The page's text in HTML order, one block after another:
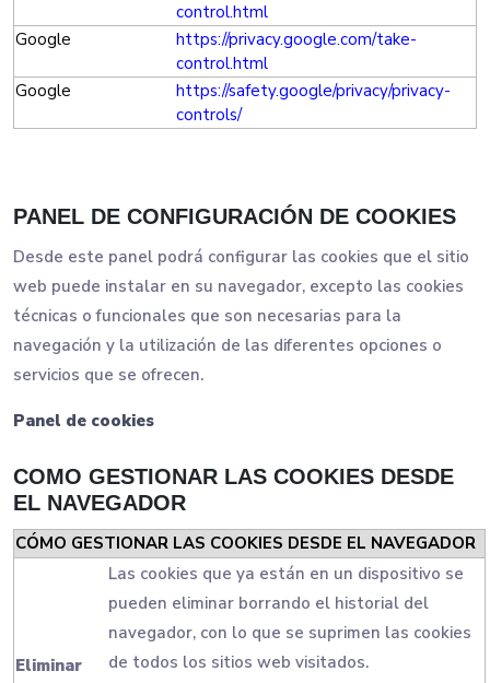
control.html
Google
https://privacy.google.com/take-
control.html
Google
https://safety.google/privacy/privacy-
controls/
PANEL DE CONFIGURACIÓN DE COOKIES
Desde este panel podrá configurar las cookies que el sitio
web puede instalar en su navegador, excepto las cookies
técnicas o funcionales que son necesarias para la
navegación y la utilización de las diferentes opciones o
servicios que se ofrecen.
Panel de cookies
COMO GESTIONAR LAS COOKIES DESDE
EL NAVEGADOR
CÓMO GESTIONAR LAS COOKIES DESDE EL NAVEGADOR
Eliminar
Las cookies que ya están en un dispositivo se
pueden eliminar borrando el historial del
navegador, con lo que se suprimen las cookies
de todos los sitios web visitados.